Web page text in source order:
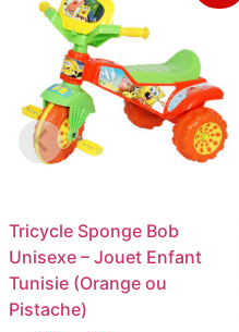
Tricycle Sponge Bob
Unisexe – Jouet Enfant
Tunisie (Orange ou
Pistache)